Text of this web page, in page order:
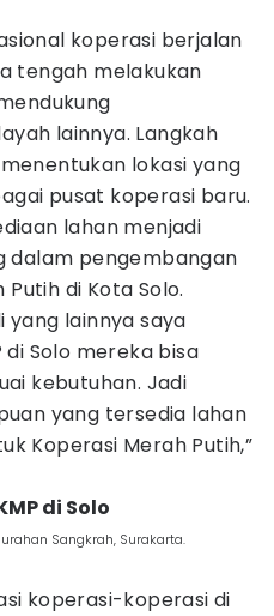
koperasi berjalan
tengah melakukan
lainnya. Langkah
lokasi yang
pusat koperasi baru.
lahan menjadi
dalam pengembangan
di Kota Solo.
yang lainnya saya
Solo mereka bisa
kebutuhan. Jadi
yang tersedia lahan
Koperasi Merah Putih,”
di Solo
Sangkrah, Surakarta.
koperasi-koperasi di